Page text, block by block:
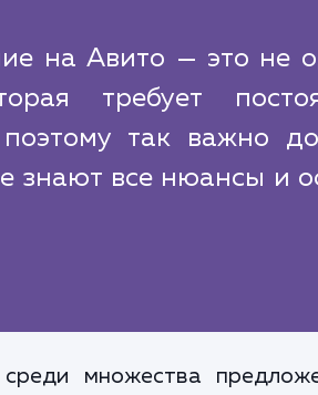
на Авито — это не
требует
так важно
знают все нюансы и
множества